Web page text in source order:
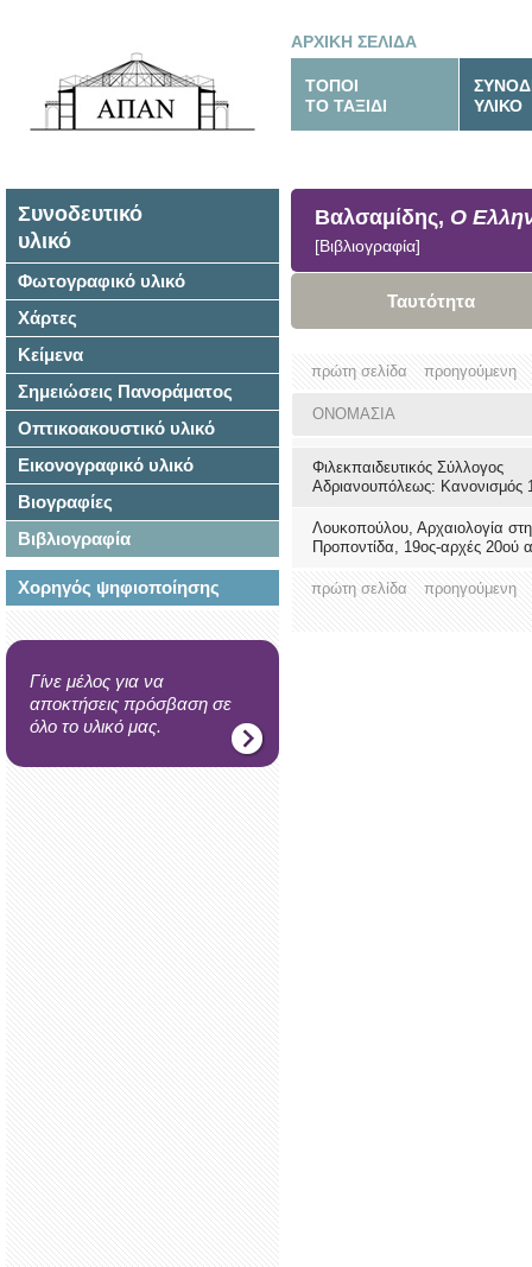
ΑΡΧΙΚΗ ΣΕΛΙΔΑ
ΤΟΠΟΙ
ΤΟ ΤΑΞΙΔΙ
ΥΛΙΚΟ
Συνοδευτικό
υλικό
Φωτογραφικό υλικό
Χάρτες
Κείμενα
Σημειώσεις Πανοράματος
Οπτικοακουστικό υλικό
Εικονογραφικό υλικό
Βιογραφίες
Βιβλιογραφία
Χορηγός ψηφιοποίησης
Γίνε μέλος για να
αποκτήσεις πρόσβαση σε
όλο το υλικό μας.
Βαλσαμίδης, Ο
[Βιβλιογραφία]
Ταυτότητα
πρώτη σελίδα προηγούμενη
ΟΝΟΜΑΣΙΑ
Φιλεκπαιδευτικός Σύλλογος
Αδριανουπόλεως: Κανονισμός
Λουκοπούλου, Αρχαιολογία
Προποντίδα, 19ος-αρχές 20ού
πρώτη σελίδα προηγούμενη